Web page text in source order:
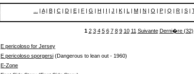
| A| B | C | D | E | F | G | H | I | J | K | L | M | N | O | P | Q | R | S |
1 2 3 4 5 6 7 8 9 10 11 Suivante Derni�re (32)
E pericoloso for Jersey
E pericoloso sporgersi (Dangerous to lean out - 1960)
E-Zone